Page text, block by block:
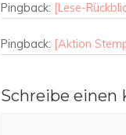
Pingback: [Lese-
Pingback: [Aktion
Schreibe einen